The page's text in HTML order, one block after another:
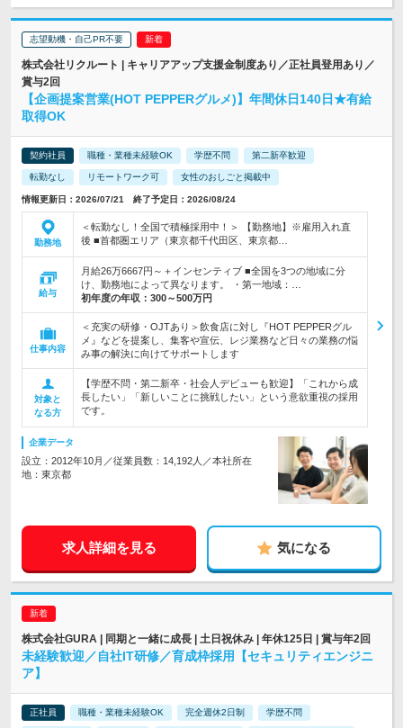
志望動機・自己PR不要
株式会社リクルート | キャリアアップ支援金制度あり／正社員登用あり／
賞与2回
【企画提案営業(HOT PEPPERグルメ)】年間休日140日★有給
取得OK
契約社員 職種・業種未経験OK 学歴不問 第二新卒歓迎
転勤なし リモートワーク可 女性のおしごと掲載中
情報更新日：2026/07/21 終了予定日：2026/08/24
勤務地
＜転勤なし！全国で積極採用中！＞ 【勤務地】※雇用入れ直
後 ■首都圏エリア（東京都千代田区、東京都…
給与
月給26万6667円～＋インセンティブ ■全国を3つの地域に分
け、勤務地によって異なります。 ・第一地域：…
初年度の年収： 300～500万円
仕事内容
＜充実の研修・OJTあり＞飲食店に対し『HOT PEPPERグル
メ』などを提案し、集客や宣伝、レジ業務など日々の業務の悩
み事の解決に向けてサポートします
対象と
なる方
【学歴不問・第二新卒・社会人デビューも歓迎】「これから成
長したい」「新しいことに挑戦したい」という意欲重視の採用
です。
企業データ
設立：2012年10月／従業員数：14,192人／本社所在
地：東京都
求人詳細を見る 気になる
株式会社GURA | 同期と一緒に成長 | 土日祝休み | 年休125日 | 賞与年2回
未経験歓迎／自社IT研修／育成枠採用【セキュリティエンジニ
ア】
正社員 職種・業種未経験OK 完全週休2日制 学歴不問